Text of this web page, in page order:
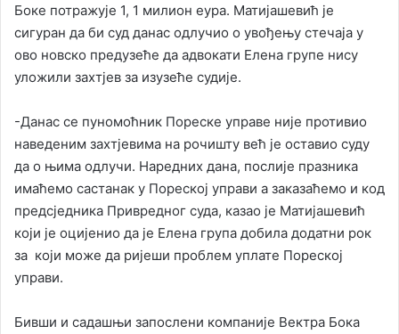
Боке потражује 1, 1 милион еура. Матијашевић је
сигуран да би суд данас одлучио о увођењу стечаја у
ово новско предузеће да адвокати Елена групе нису
уложили захтјев за изузеће судије.
-Данас се пуномоћник Пореске управе није противио
наведеним захтјевима на рочишту већ је оставио суду
да о њима одлучи. Наредних дана, послије празника
имаћемо састанак у Пореској управи а заказаћемо и код
предсједника Привредног суда, казао је Матијашевић
који је оцијенио да је Елена група добила додатни рок
за који може да ријеши проблем уплате Пореској
управи.
Бивши и садашњи запослени компаније Вектра Бока